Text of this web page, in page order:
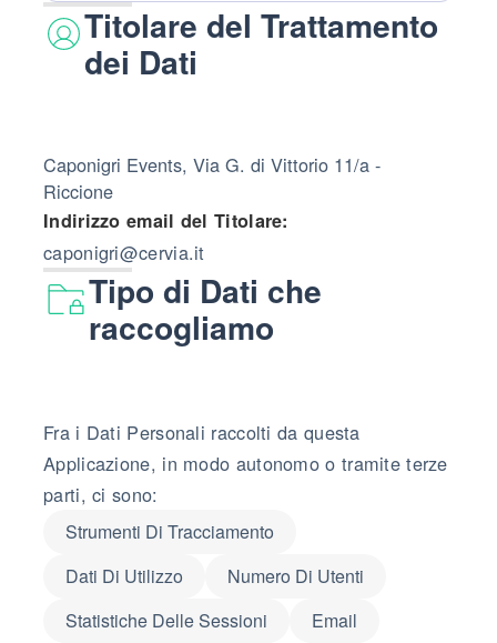
Titolare del Trattamento
dei Dati
Caponigri Events, Via G. di Vittorio 11/a -
Riccione
Indirizzo email del Titolare:
caponigri@cervia.it
Tipo di Dati che
raccogliamo
Fra i Dati Personali raccolti da questa
Applicazione, in modo autonomo o tramite terze
parti, ci sono:
Strumenti Di Tracciamento
Dati Di Utilizzo
Numero Di Utenti
Statistiche Delle Sessioni
Email